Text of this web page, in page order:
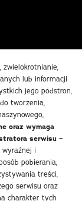
zwielokrotnianie,
lub informacji
jego podstron,
tworzenia,
oraz wymaga
serwisu –
wyraźnej i
pobierania,
treści,
serwisu oraz
charakter tych